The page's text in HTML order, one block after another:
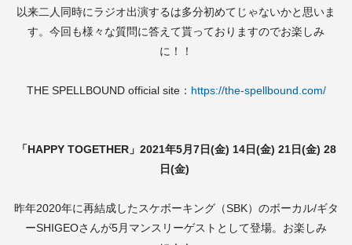
以来二人同時にラジオ出演するは多分初めてじゃないかと思いま
す。今回も様々な質問に答えて貰っておりますのでお楽しみ
に！！
THE SPELLBOUND official site： https://the-spellbound.com/
「HAPPY TOGETHER」2021年5月7日(金) 14日(金) 21日(金) 28
日(金)
昨年2020年に再結成したスケボーキング（SBK）のボーカル/ギタ
ーSHIGEOさんが5月マンスリーゲストとして登場。お楽しみ